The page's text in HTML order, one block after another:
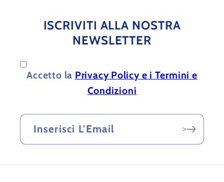
ISCRIVITI ALLA NOSTRA
NEWSLETTER
Accetto la Privacy Policy e i Termini e
Condizioni
Inserisci L'Email >